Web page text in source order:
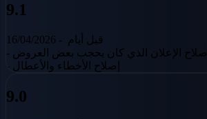
9.1
16/04/2026 - قبل أيام
- إصلاح الإعلان الذي كان يحجب بعض العروض
- إصلاح الأخطاء والأعطال
9.0